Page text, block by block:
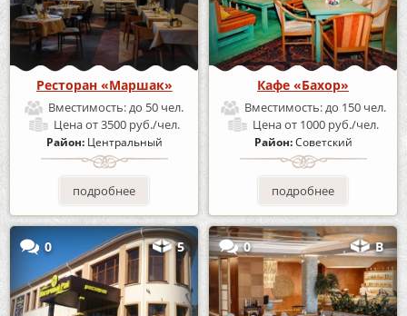
Ресторан «Маршак»
Вместимость:до 50 чел.
Ценаот 3500 руб./чел.
Район: Центральный
подробнее
Кафе «Бахор»
Вместимость:до 150 чел.
Ценаот 1000 руб./чел.
Район:Советский
подробнее
0 5 0 В